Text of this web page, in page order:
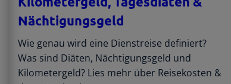
Nächtigungsgeld
Wie genau wird eine Dienstreise definiert?
Was sind Diäten, Nächtigungsgeld und
Kilometergeld? Lies mehr über Reisekosten &